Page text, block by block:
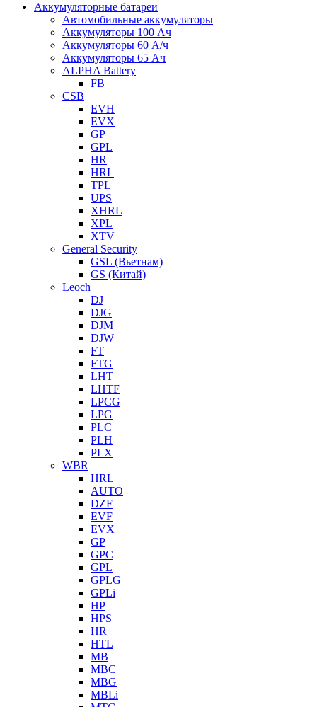
Аккумуляторные батареи
Автомобильные аккумуляторы
Аккумуляторы 100 Ач
Аккумуляторы 60 А/ч
Аккумуляторы 65 Ач
ALPHA Battery
FB
CSB
EVH
EVX
GP
GPL
HR
HRL
TPL
UPS
XHRL
XPL
XTV
General Security
GSL (Вьетнам)
GS (Китай)
Leoch
DJ
DJG
DJM
DJW
FT
FTG
LHT
LHTF
LPCG
LPG
PLC
PLH
PLX
WBR
HRL
AUTO
DZF
EVF
EVX
GP
GPC
GPL
GPLG
GPLi
HP
HPS
HR
HTL
MB
MBC
MBG
MBLi